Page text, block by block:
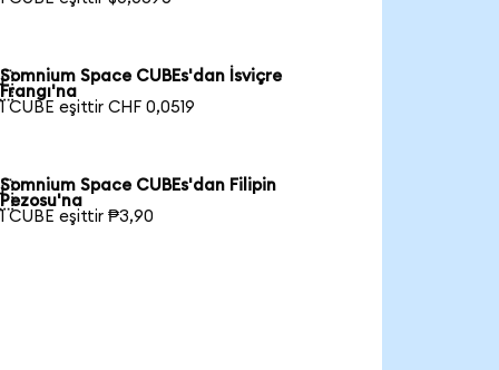
Somnium Space CUBEs'dan İsviçre
Frangı'na
1 CUBE eşittir CHF 0,0519
Somnium Space CUBEs'dan Filipin
Pezosu'na
1 CUBE eşittir ₱3,90